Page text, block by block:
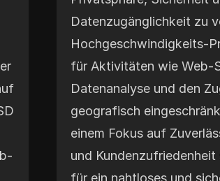
Datenzugänglichkeit zu
Hochgeschwindigkeits-
für Aktivitäten wie Web-
Datenanalyse und den
geografisch
einem Fokus auf
und